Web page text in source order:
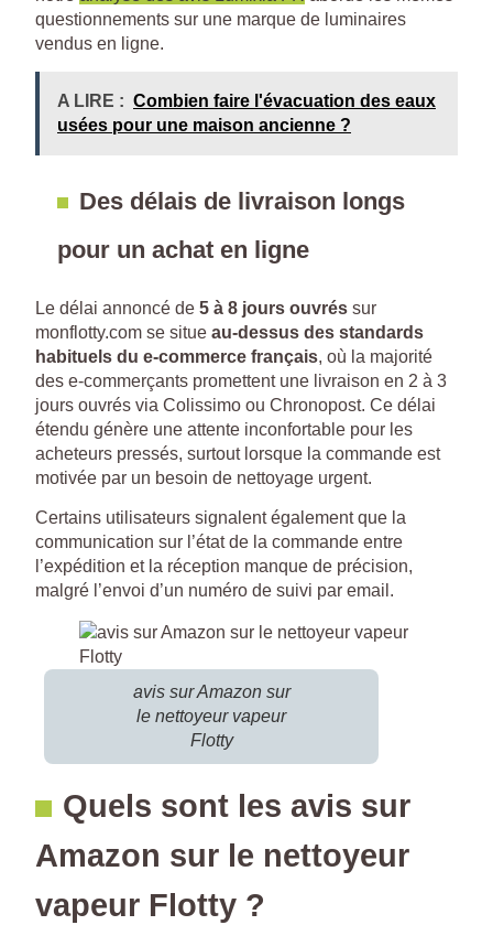
questionnements sur une marque de luminaires
vendus en ligne.
A LIRE : Combien faire l'évacuation des eaux
usées pour une maison ancienne ?
Des délais de livraison longs
pour un achat en ligne
Le délai annoncé de 5 à 8 jours ouvrés sur
monflotty.com se situe au-dessus des standards
habituels du e-commerce français, où la majorité
des e-commerçants promettent une livraison en 2 à 3
jours ouvrés via Colissimo ou Chronopost. Ce délai
étendu génère une attente inconfortable pour les
acheteurs pressés, surtout lorsque la commande est
motivée par un besoin de nettoyage urgent.
Certains utilisateurs signalent également que la
communication sur l’état de la commande entre
l’expédition et la réception manque de précision,
malgré l’envoi d’un numéro de suivi par email.
avis sur Amazon sur
le nettoyeur vapeur
Flotty
Quels sont les avis sur
Amazon sur le nettoyeur
vapeur Flotty ?